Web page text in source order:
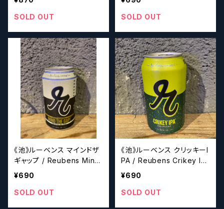
SOLD OUT
SOLD OUT
《池》ルーベンス マインドザ
ギャップ / Reubens Mind
The Gap IPA 【クラフトビ
¥690
SOLD OUT
《池》ルーベンス クリッキーI
PA / Reubens Crikey IP
A 【クラフトビール】
¥690
SOLD OUT